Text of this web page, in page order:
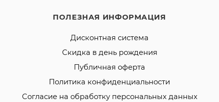
ПОЛЕЗНАЯ ИНФОРМАЦИЯ
Дисконтная система
Скидка в день рождения
Публичная оферта
Политика конфиденциальности
Согласие на обработку персональных данных